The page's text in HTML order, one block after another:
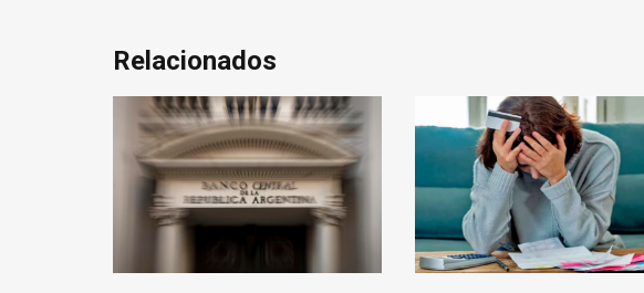
Relacionados